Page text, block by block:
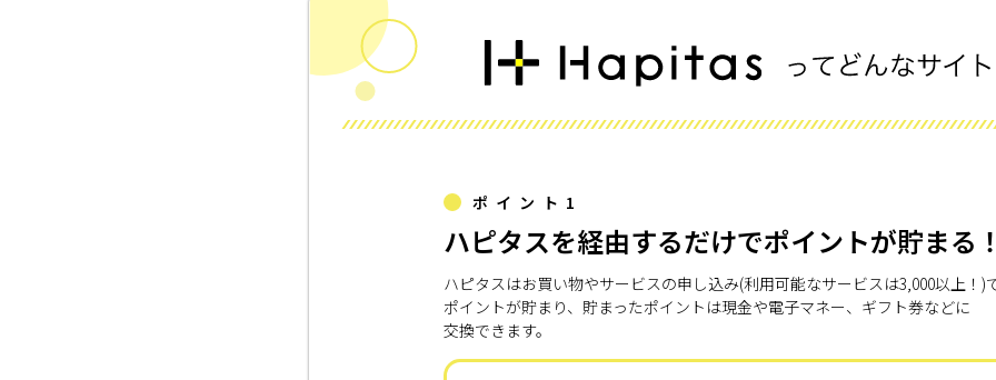
ポイント1
ハピタスを経由するだけでポイントが貯まる
ハピタスはお買い物やサービスの申し込み(利用可能なサービスは3,000以上！)
ポイントが貯まり、貯まったポイントは現金や電子マネー、ギフト券などに
交換できます。